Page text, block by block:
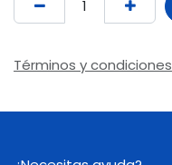
Términos y condiciones